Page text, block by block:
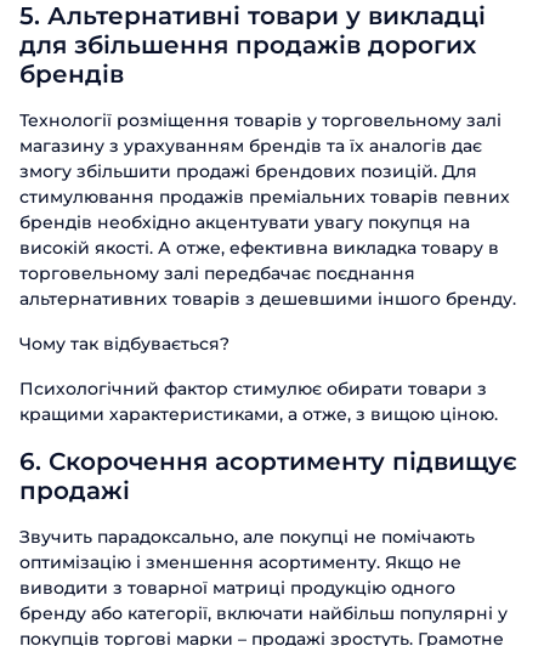
5. Альтернативні товари у викладці
для збільшення продажів дорогих
брендів
Технології розміщення товарів у торговельному залі
магазину з урахуванням брендів та їх аналогів дає
змогу збільшити продажі брендових позицій. Для
стимулювання продажів преміальних товарів певних
брендів необхідно акцентувати увагу покупця на
високій якості. А отже, ефективна викладка товару в
торговельному залі передбачає поєднання
альтернативних товарів з дешевшими іншого бренду.
Чому так відбувається?
Психологічний фактор стимулює обирати товари з
кращими характеристиками, а отже, з вищою ціною.
6. Скорочення асортименту підвищує
продажі
Звучить парадоксально, але покупці не помічають
оптимізацію і зменшення асортименту. Якщо не
виводити з товарної матриці продукцію одного
бренду або категорії, включати найбільш популярні у
покупців торгові марки – продажі зростуть. Грамотне